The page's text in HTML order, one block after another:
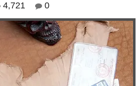
4,721 0